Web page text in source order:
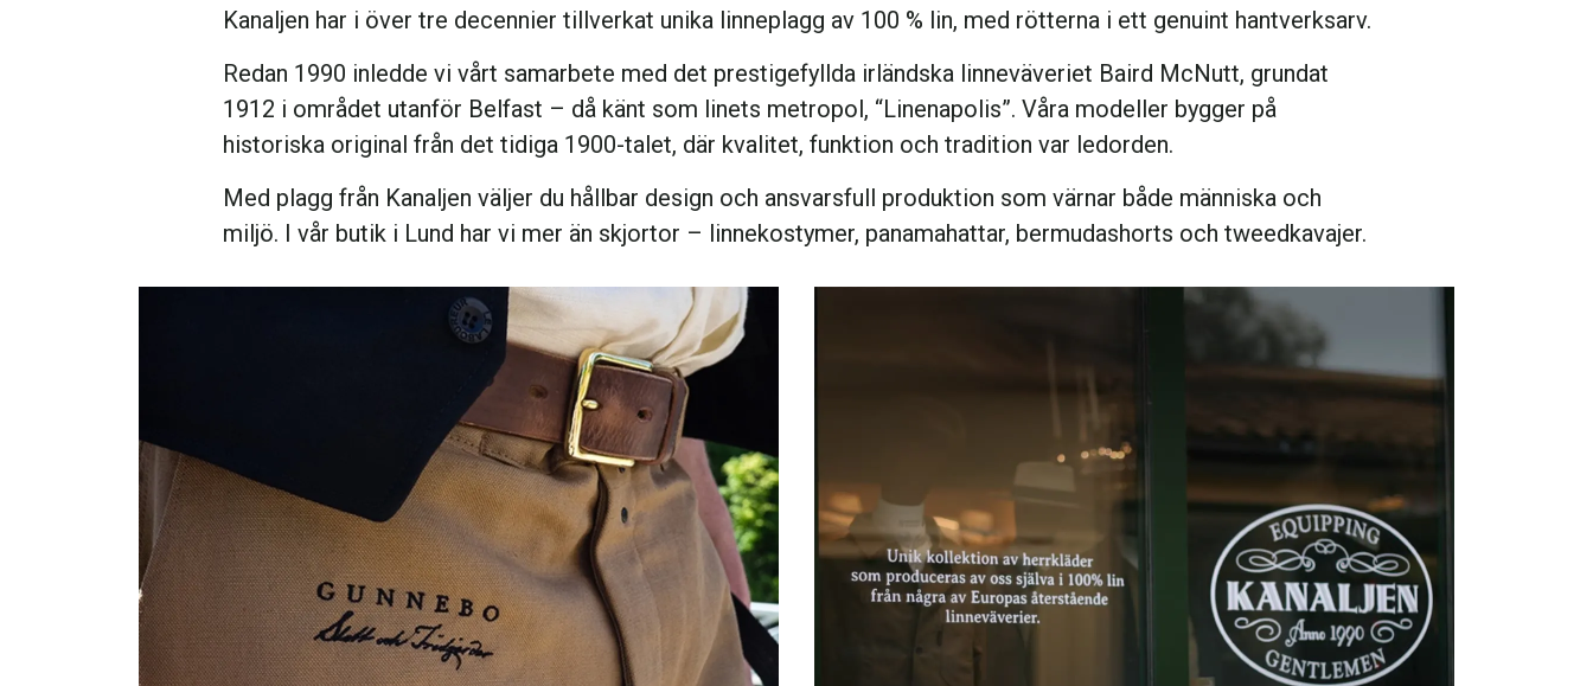
Kanaljen har i över tre decennier tillverkat unika linneplagg av 100 % lin, med rötterna i ett genuint hantverksarv.
Redan 1990 inledde vi vårt samarbete med det prestigefyllda irländska linneväveriet Baird McNutt, grundat
1912 i området utanför Belfast – då känt som linets metropol, “Linenapolis”. Våra modeller bygger på
historiska original från det tidiga 1900-talet, där kvalitet, funktion och tradition var ledorden.
Med plagg från Kanaljen väljer du hållbar design och ansvarsfull produktion som värnar både människa och
miljö. I vår butik i Lund har vi mer än skjortor – linnekostymer, panamahattar, bermudashorts och tweedkavajer.